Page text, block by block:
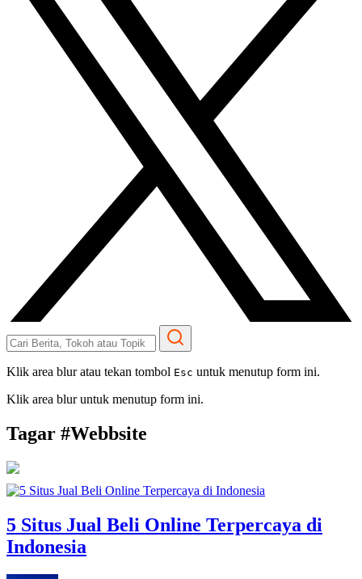
Klik area blur atau tekan tombol Esc untuk menutup form ini.
Klik area blur untuk menutup form ini.
Tagar #Webbsite
5 Situs Jual Beli Online Terpercaya di
Indonesia